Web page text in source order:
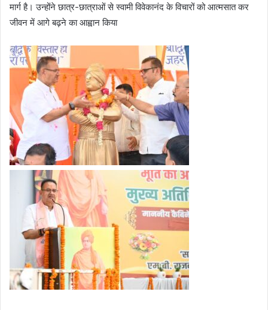
मार्ग है। उन्होंने छात्र-छात्राओं से स्वामी विवेकानंद के विचारों को आत्मसात कर
जीवन में आगे बढ़ने का आह्वान किया